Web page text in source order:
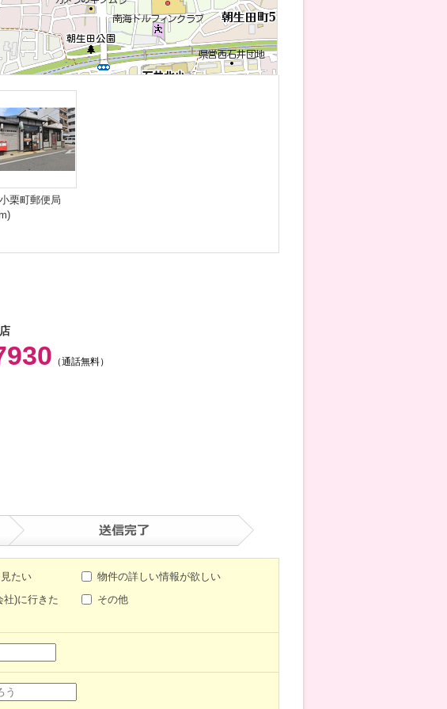
栗町郵便局
（通話無料）
たい
物件の詳しい情報が欲しい
社)に行きた
その他